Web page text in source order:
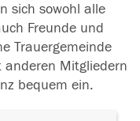
sich sowohl alle
Freunde und
Trauergemeinde
Mitgliedern
bequem ein.